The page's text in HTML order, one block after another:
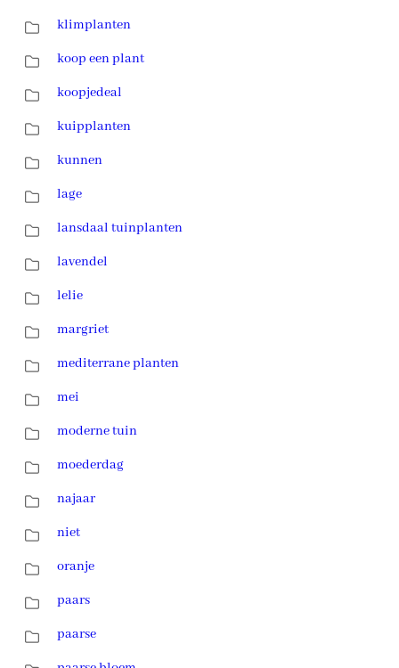
klimplanten
koop een plant
koopjedeal
kuipplanten
kunnen
lage
lansdaal tuinplanten
lavendel
lelie
margriet
mediterrane planten
mei
moderne tuin
moederdag
najaar
niet
oranje
paars
paarse